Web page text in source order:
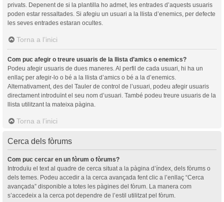
privats. Depenent de si la plantilla ho admet, les entrades d’aquests usuaris
poden estar ressaltades. Si afegiu un usuari a la llista d’enemics, per defecte
les seves entrades estaran ocultes.
Torna a l’inici
Com puc afegir o treure usuaris de la llista d’amics o enemics?
Podeu afegir usuaris de dues maneres. Al perfil de cada usuari, hi ha un
enllaç per afegir-lo o bé a la llista d’amics o bé a la d’enemics.
Alternativament, des del Tauler de control de l’usuari, podeu afegir usuaris
directament introduïnt el seu nom d’usuari. També podeu treure usuaris de la
llista utilitzant la mateixa pàgina.
Torna a l’inici
Cerca dels fòrums
Com puc cercar en un fòrum o fòrums?
Introduïu el text al quadre de cerca situat a la pàgina d’índex, dels fòrums o
dels temes. Podeu accedir a la cerca avançada fent clic a l’enllaç “Cerca
avançada” disponible a totes les pàgines del fòrum. La manera com
s’accedeix a la cerca pot dependre de l’estil utilitzat pel fòrum.